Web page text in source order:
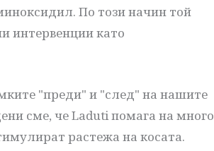
По този начин той
интервенции като
"преди" и "след" на нашите
сме, че Laduti помага на много
растежа на косата.